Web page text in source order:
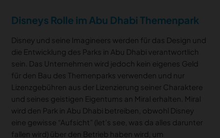
Disneys Rolle im Abu Dhabi Themenpark
Disney und seine Imagineers werden für das Design und
die Entwicklung des Parks in Abu Dhabi verantwortlich
sein. Das Unternehmen wird jedoch kein eigenes Geld
für den Bau des Themenparks verwenden und nur
Lizenzgebühren aus der Lizenzierung seiner Charaktere
und seines geistigen Eigentums an Miral erhalten. Miral
wird den Park in Abu Dhabi betreiben, obwohl Disney
eine gewisse “Aufsicht” (let’s see, was da alles darunter
fallen wird) über den Betrieb haben wird, um